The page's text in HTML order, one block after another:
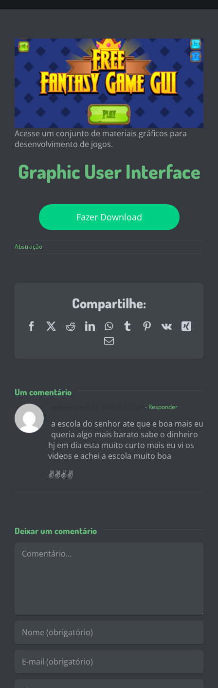
Acesse um conjunto de materiais gráficos para
desenvolvimento de jogos.
Graphic User Interface
Fazer Download
Abstração
Compartilhe:
FacebookRedditLinkedInWhatsApp
TumblrPinterest
Vk
Xing
E-
Um comentário
- Responder
a escola do senhor ate que e boa mais eu
queria algo mais barato sabe o dinheiro
hj em dia esta muito curto mais eu vi os
videos e achei a escola muito boa
✌✌✌✌
Deixar um comentário